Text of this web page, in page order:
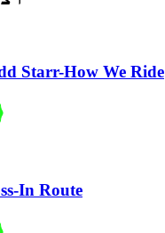
Starr-How We Ride
In Route